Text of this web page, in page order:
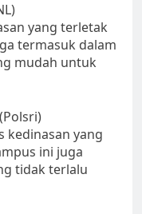
yang terletak
termasuk dalam
mudah untuk
kedinasan yang
ini juga
tidak terlalu